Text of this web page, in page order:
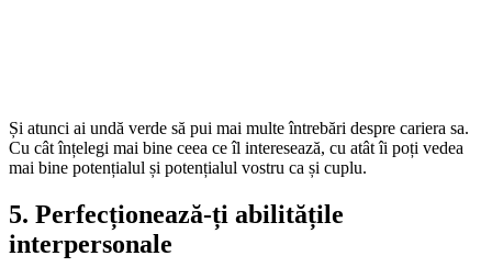
Și atunci ai undă verde să pui mai multe întrebări despre cariera sa.
Cu cât înțelegi mai bine ceea ce îl interesează, cu atât îi poți vedea
mai bine potențialul și potențialul vostru ca și cuplu.
5. Perfecționează-ți abilitățile
interpersonale